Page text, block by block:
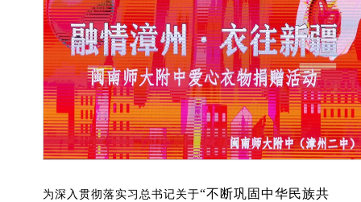
为深入贯彻落实习总书记关于“不断巩固中华民族共